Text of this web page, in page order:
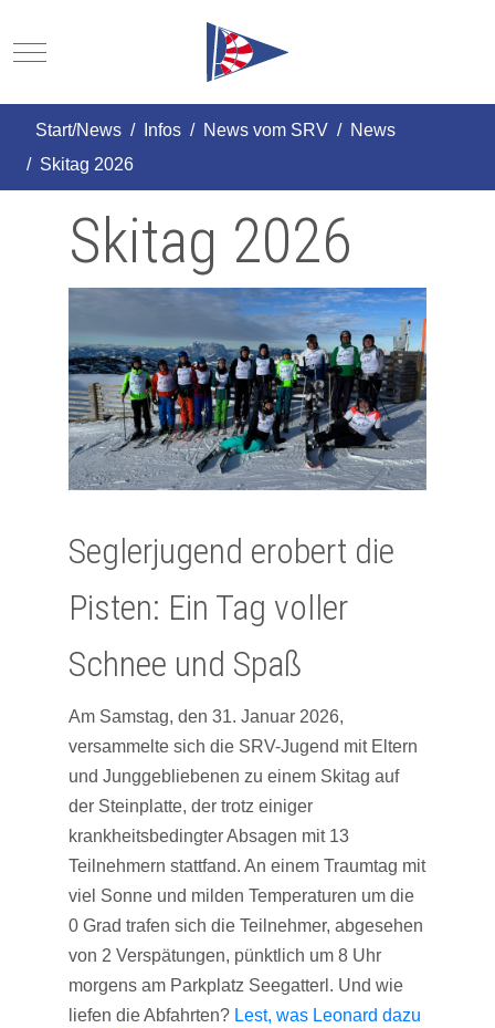
Mobile Menu Toggle
Start/News Infos News vom SRV
News
Skitag 2026
Skitag 2026
Seglerjugend erobert die
Pisten: Ein Tag voller
Schnee und Spaß
Am Samstag, den 31. Januar 2026,
versammelte sich die SRV-Jugend mit Eltern
und Junggebliebenen zu einem Skitag auf
der Steinplatte, der trotz einiger
krankheitsbedingter Absagen mit 13
Teilnehmern stattfand. An einem Traumtag mit
viel Sonne und milden Temperaturen um die
0 Grad trafen sich die Teilnehmer, abgesehen
von 2 Verspätungen, pünktlich um 8 Uhr
morgens am Parkplatz Seegatterl. Und wie
liefen die Abfahrten? Lest, was Leonard dazu